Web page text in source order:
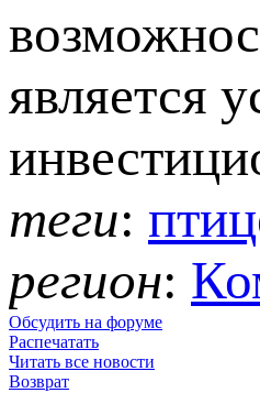
является
теги:
регион:
Обсудить на форуме
Распечатать
Читать все новости
Возврат